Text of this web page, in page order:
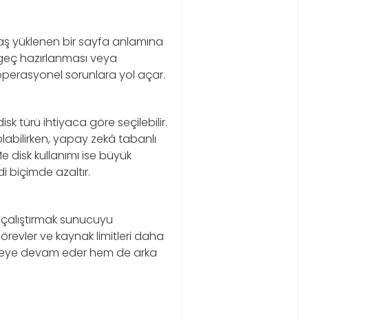
yüklenen bir sayfa anlamına
hazırlanması veya
sorunlara yol açar.
türü ihtiyaca göre seçilebilir.
yapay zekâ tabanlı
kullanımı ise büyük
biçimde azaltır.
sunucuyu
ve kaynak limitleri daha
devam eder hem de arka